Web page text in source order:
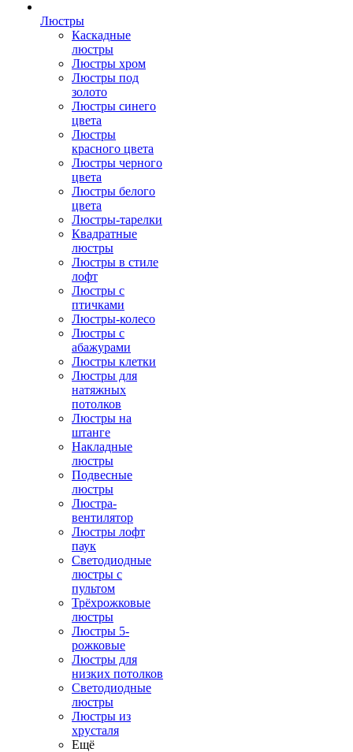
Люстры
Каскадные
люстры
Люстры хром
Люстры под
золото
Люстры синего
цвета
Люстры
красного цвета
Люстры черного
цвета
Люстры белого
цвета
Люстры-тарелки
Квадратные
люстры
Люстры в стиле
лофт
Люстры с
птичками
Люстры-колесо
Люстры с
абажурами
Люстры клетки
Люстры для
натяжных
потолков
Люстры на
штанге
Накладные
люстры
Подвесные
люстры
Люстра-
вентилятор
Люстры лофт
паук
Светодиодные
люстры с
пультом
Трёхрожковые
люстры
Люстры 5-
рожковые
Люстры для
низких потолков
Cветодиодные
люстры
Люстры из
хрусталя
Ещё